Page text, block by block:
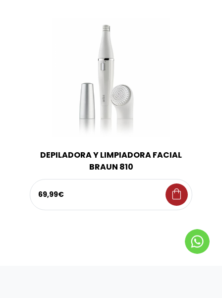
DEPILADORA Y LIMPIADORA FACIAL
BRAUN 810
69,99€ shopping_bag